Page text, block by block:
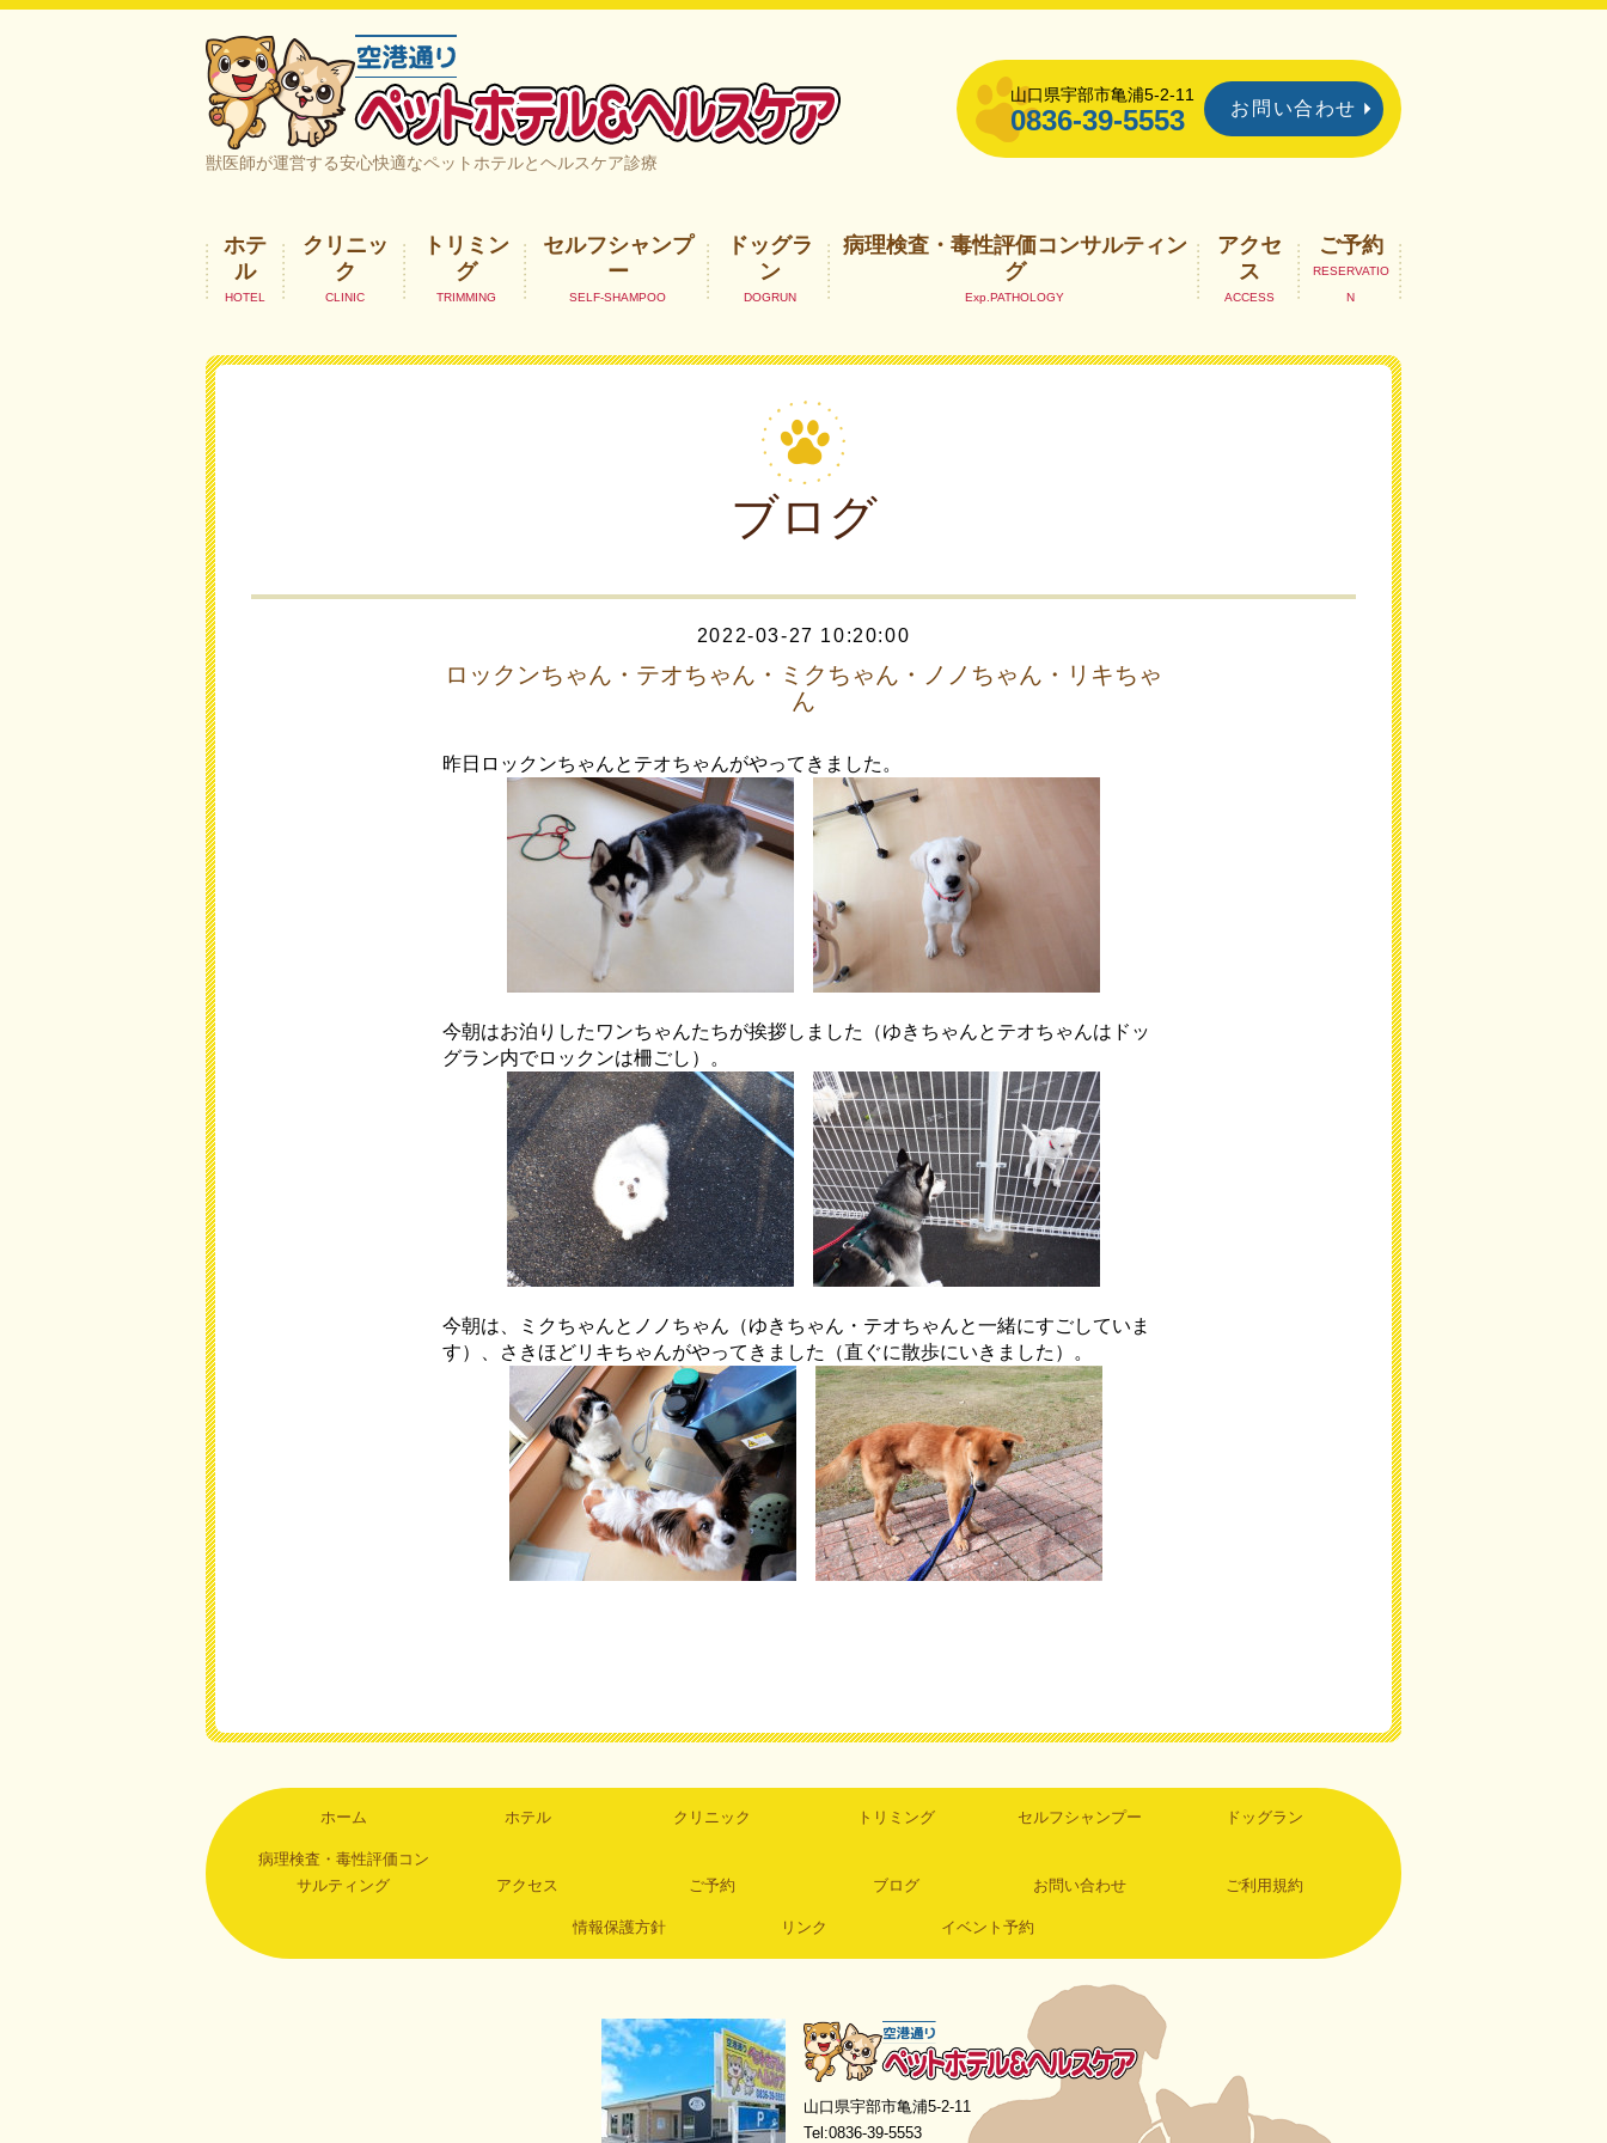
空港通りペットホテル＆ヘルスケア｜山口県宇部市
獣医師が運営する安心快適なペットホテルとヘルスケア診療
山口県宇部市亀浦5-2-11
0836-39-5553 お問い合わせ
ホテ
ル
クリニッ
ク
トリミン
グ
セルフシャンプ
ー
ドッグラ
ン
病理検査・毒性評価コンサルティン
グ
アクセ
ス
ご予約
ブログ
2022-03-27 10:20:00
ロックンちゃん・テオちゃん・ミクちゃん・ノノちゃん・リキちゃ
ん
昨日ロックンちゃんとテオちゃんがやってきました。
今朝はお泊りしたワンちゃんたちが挨拶しました（ゆきちゃんとテオちゃんはドッ
グラン内でロックンは柵ごし）。
今朝は、ミクちゃんとノノちゃん（ゆきちゃん・テオちゃんと一緒にすごしていま
す）、さきほどリキちゃんがやってきました（直ぐに散歩にいきました）。
ホーム ホテル クリニック トリミング セルフシャンプー ドッグラン
病理検査・毒性評価コン
サルティング
アクセス ご予約 ブログ お問い合わせ ご利用規約
情報保護方針 リンク イベント予約
空港通りペットホテル＆ヘルスケア
山口県宇部市亀浦5-2-11
Tel:0836-39-5553